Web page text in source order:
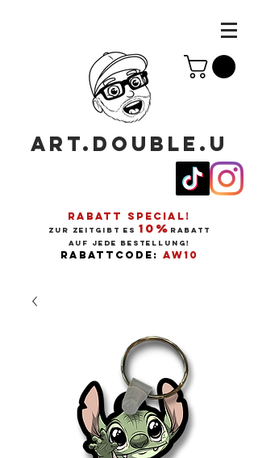
ART.DOUBLE.U
RABATT SPECIAL!
ZUR ZEITGIBT ES 10% RABATT
AUF JEDE BESTELLUNG!
RABATTCODE: AW10